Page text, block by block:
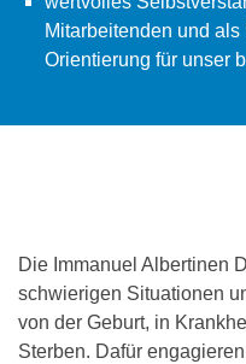
Mitarbeitenden und
Orientierung für unser
Die Immanuel Albertinen
schwierigen Situationen
von der Geburt, in
Sterben. Dafür